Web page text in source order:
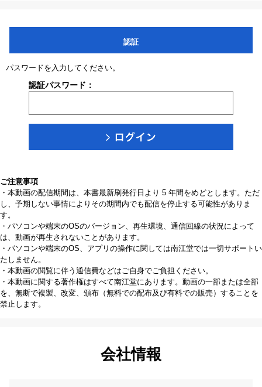
認証
パスワードを入力してください。
認証パスワード：
ご注意事項
・本動画の配信期間は、本書最新刷発行日より 5 年間をめどとします。ただ
し、予期しない事情によりその期間内でも配信を停止する可能性がありま
す。
・パソコンや端末のOSのバージョン、再生環境、通信回線の状況によって
は、動画が再生されないことがあります。
・パソコンや端末のOS、アプリの操作に関しては南江堂では一切サポートい
たしません。
・本動画の閲覧に伴う通信費などはご自身でご負担ください。
・本動画に関する著作権はすべて南江堂にあります。動画の一部または全部
を、無断で複製、改変、頒布（無料での配布及び有料での販売）することを
禁止します。
会社情報